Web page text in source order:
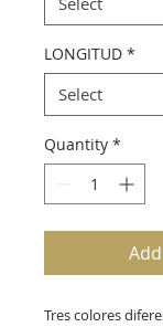
LONGITUD *
Quantity *
Tres colores